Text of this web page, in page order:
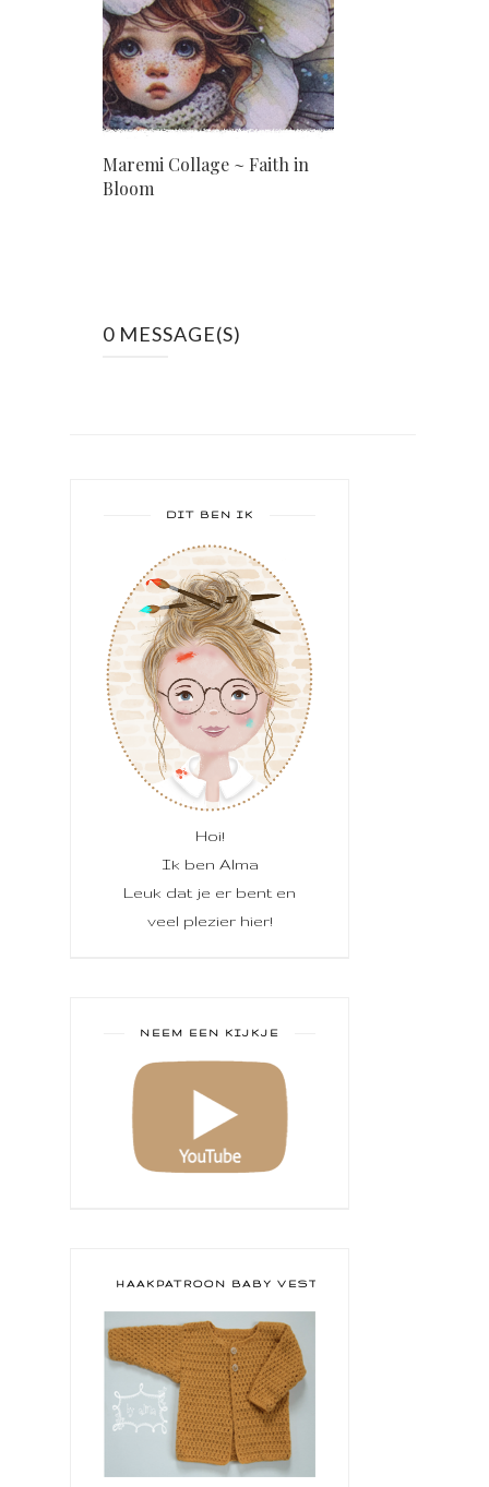
Maremi Collage ~ Faith in
Bloom
0 MESSAGE(S)
DIT BEN IK
Hoi!
Ik ben Alma
Leuk dat je er bent en
veel plezier hier!
NEEM EEN KIJKJE
HAAKPATROON BABY VESTJE